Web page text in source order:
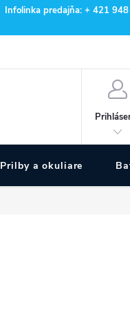
predajňa: + 421 948
Prilby a okuliare